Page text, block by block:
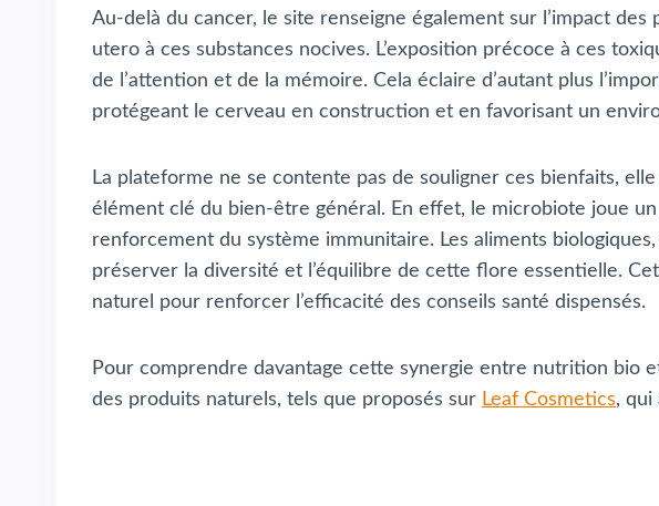
Au-delà du cancer, le site renseigne également sur l’impact
utero à ces substances nocives. L’exposition précoce à ces
de l’attention et de la mémoire. Cela éclaire d’autant plus
protégeant le cerveau en construction et en favorisant un
La plateforme ne se contente pas de souligner ces bienfaits,
élément clé du bien-être général. En effet, le microbiote joue
renforcement du système immunitaire. Les aliments
préserver la diversité et l’équilibre de cette flore essentielle.
naturel pour renforcer l’efficacité des conseils santé dispensés.
Pour comprendre davantage cette synergie entre nutrition bio
des produits naturels, tels que proposés sur Leaf Cosmetics, qui